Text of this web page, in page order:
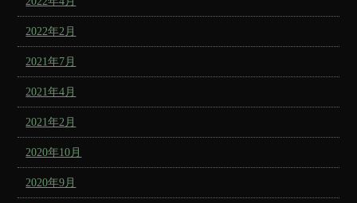
2022年2月
2021年7月
2021年4月
2021年2月
2020年10月
2020年9月